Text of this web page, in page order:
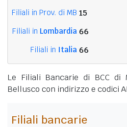
Filiali in Prov. di MB 15
Filiali in Lombardia 66
Filiali in Italia 66
Le Filiali Bancarie di BCC di
Bellusco con indirizzo e codici
Filiali bancarie